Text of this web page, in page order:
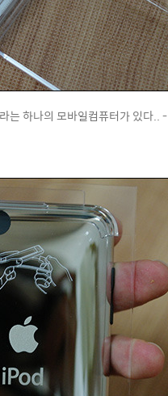
는 하나의 모바일컴퓨터가 있다.. -